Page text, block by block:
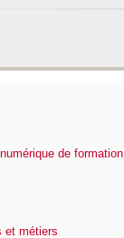
de formation
et métiers